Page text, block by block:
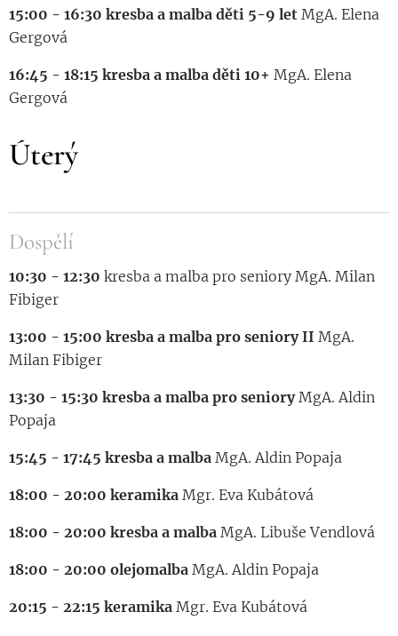
15:00 - 16:30 kresba a malba děti 5-9 let MgA. Elena
Gergová
16:45 - 18:15 kresba a malba děti 10+ MgA. Elena
Gergová
Úterý
Dospělí
10:30 - 12:30 kresba a malba pro seniory MgA. Milan
Fibiger
13:00 - 15:00 kresba a malba pro seniory II MgA.
Milan Fibiger
13:30 - 15:30 kresba a malba pro senioryMgA. Aldin
Popaja
15:45 - 17:45 kresba a malba MgA. Aldin Popaja
18:00 - 20:00 keramika Mgr. Eva Kubátová
18:00 - 20:00 kresba a malba MgA. Libuše Vendlová
18:00 - 20:00 olejomalba MgA. Aldin Popaja
20:15 - 22:15 keramika Mgr. Eva Kubátová